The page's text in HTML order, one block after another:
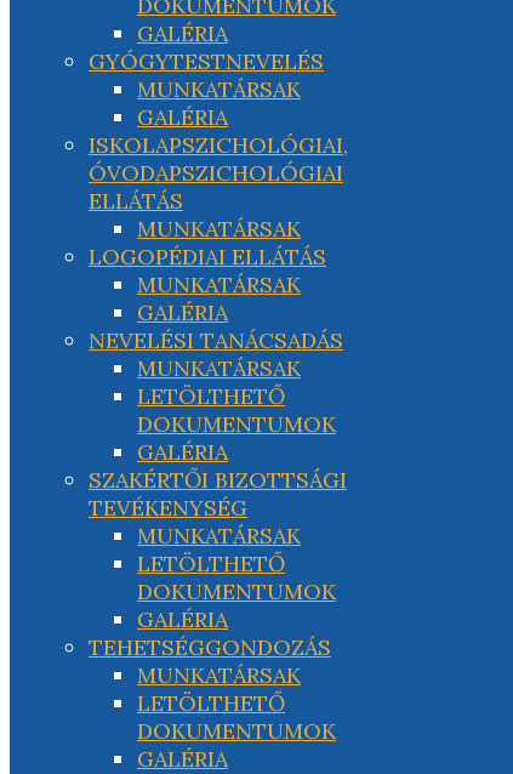
GALÉRIA
GYÓGYTESTNEVELÉS
MUNKATÁRSAK
GALÉRIA
ISKOLAPSZICHOLÓGIAI,
ÓVODAPSZICHOLÓGIAI
ELLÁTÁS
MUNKATÁRSAK
LOGOPÉDIAI ELLÁTÁS
MUNKATÁRSAK
GALÉRIA
NEVELÉSI TANÁCSADÁS
MUNKATÁRSAK
LETÖLTHETŐ
DOKUMENTUMOK
GALÉRIA
SZAKÉRTŐI BIZOTTSÁGI
TEVÉKENYSÉG
MUNKATÁRSAK
LETÖLTHETŐ
DOKUMENTUMOK
GALÉRIA
TEHETSÉGGONDOZÁS
MUNKATÁRSAK
LETÖLTHETŐ
DOKUMENTUMOK
GALÉRIA